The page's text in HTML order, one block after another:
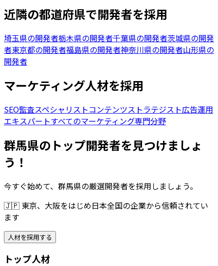
近隣の都道府県で開発者を採用
埼玉県の開発者栃木県の開発者千葉県の開発者茨城県の開発
者東京都の開発者福島県の開発者神奈川県の開発者山形県の
開発者
マーケティング人材を採用
SEO監査スペシャリストコンテンツストラテジスト広告運用
エキスパートすべてのマーケティング専門分野
群馬県のトップ開発者を見つけましょ
う！
今すぐ始めて、群馬県の厳選開発者を採用しましょう。
🇯🇵 東京、大阪をはじめ日本全国の企業から信頼されてい
ます
人材を採用する
トップ人材